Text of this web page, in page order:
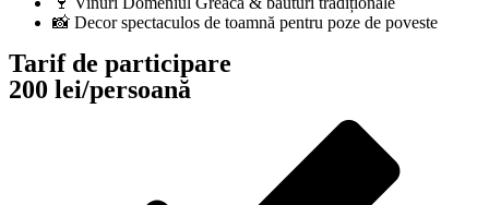
📸 Decor spectaculos de toamnă pentru poze de poveste
Tarif de participare
200 lei/persoană